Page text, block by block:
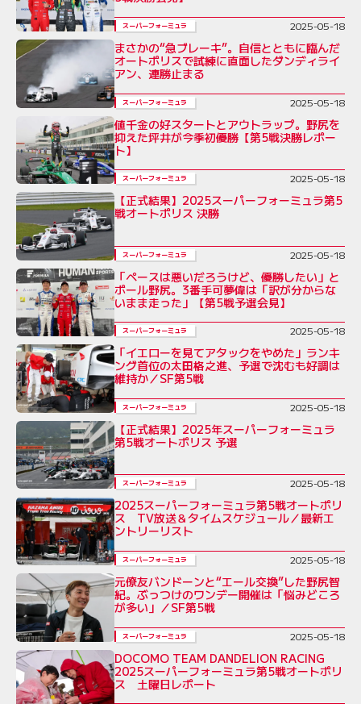
スーパーフォーミュラ 2025-05-18
まさかの“急ブレーキ”。自信とともに臨んだ
オートポリスで試練に直面したダンディライ
アン、連勝止まる
スーパーフォーミュラ 2025-05-18
値千金の好スタートとアウトラップ。野尻を
抑えた坪井が今季初優勝【第5戦決勝レポー
ト】
スーパーフォーミュラ 2025-05-18
【正式結果】2025スーパーフォーミュラ第5
戦オートポリス 決勝
スーパーフォーミュラ 2025-05-18
「ペースは悪いだろうけど、優勝したい」と
ポール野尻。3番手可夢偉は「訳が分からな
いまま走った」【第5戦予選会見】
スーパーフォーミュラ 2025-05-18
「イエローを見てアタックをやめた」ランキ
ング首位の太田格之進、予選で沈むも好調は
維持か／SF第5戦
スーパーフォーミュラ 2025-05-18
【正式結果】2025年スーパーフォーミュラ
第5戦オートポリス 予選
スーパーフォーミュラ 2025-05-18
2025スーパーフォーミュラ第5戦オートポリ
ス TV放送＆タイムスケジュール／最新エ
ントリーリスト
スーパーフォーミュラ 2025-05-18
元僚友バンドーンと“エール交換”した野尻智
紀。ぶっつけのワンデー開催は「悩みどころ
が多い」／SF第5戦
スーパーフォーミュラ 2025-05-18
DOCOMO TEAM DANDELION RACING
2025スーパーフォーミュラ第5戦オートポリ
ス 土曜日レポート